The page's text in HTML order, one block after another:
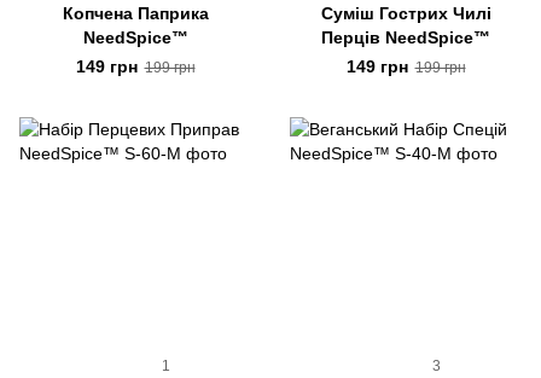
Копчена Паприка
NeedSpice™
149 грн 199 грн
Суміш Гострих Чилі
Перців NeedSpice™
149 грн 199 грн
1
3